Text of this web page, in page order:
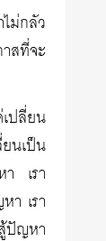
ม่กลัว
สที่จะ
ปลี่ยน
นเป็น
เรา
เรา
ปัญหา